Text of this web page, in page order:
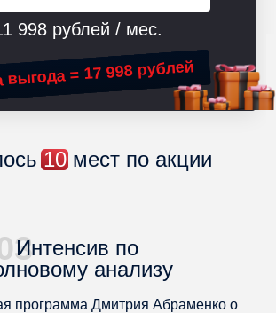
10мест по акции
= 17 998 рублей
998 рублей / мес.
Интенсив по
анализу
программа Дмитрия Абраменко о